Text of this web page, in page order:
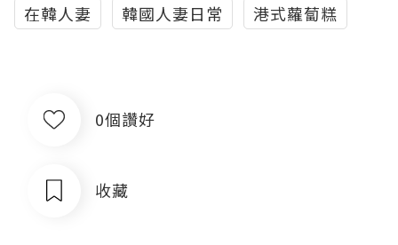
在韓人妻 韓國人妻日常 港式蘿蔔糕
0個讚好
收藏